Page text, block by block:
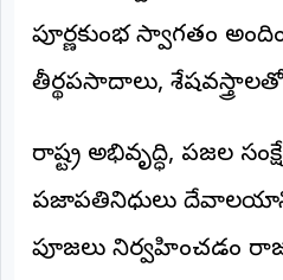
NEWS
క్షణం
పూర్ణకుంభ స్వాగతం
తీర్థప్రసాదాలు,
రాష్ట్ర అభివృద్ధి, ప్రజల
ప్రజాప్రతినిధులు
పూజలు నిర్వహించడం